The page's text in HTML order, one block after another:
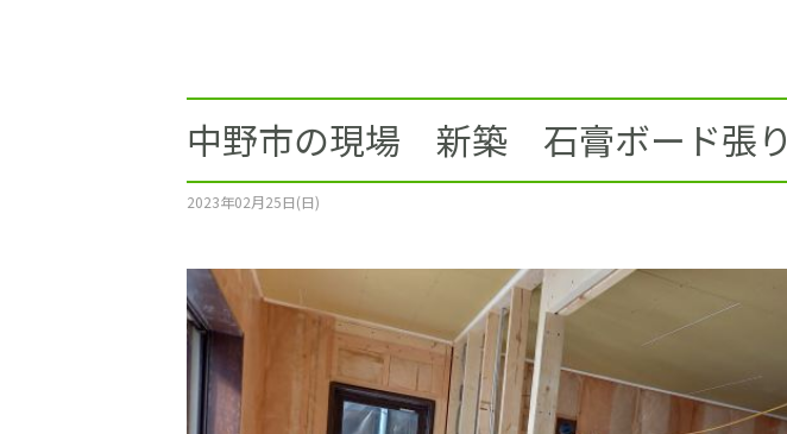
土地をお探しの方
ショールーム
お問合せ・資料請求
中野市の現場 新築 石膏ボード張り
2023年02月25日(日)